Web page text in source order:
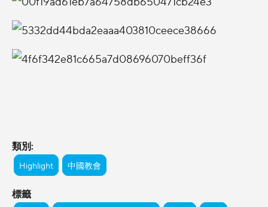
類別:
Highlight 中國教會
標籤